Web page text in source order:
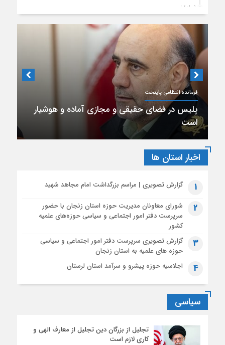
1 ماه قبل
متن کامل پیام آیت‌الله اعرافی مدیر حوزه های علمیه کشور به
مناسبت فرا رسیدن ماه محرم الحرام
1 ماه قبل
بیانیه آیت‌الله محمود رجبی دربارۀ «مذاکرات پایان جنگ با آمریکا
و تفاهم‌نامۀ آتش بس»
تشریح محورهای عملیات تبلیغ محرم توسط سخنگوی قرارگاه بلاغ
مبین حوزه
دبیر انجمن داروسازان استان تهران
حال ناخوش داروخانه‌ها در رویارویی با مشکلات
مالی
اخبار استان ها
1 گزارش تصویری | مراسم بزرگداشت امام مجاهد شهید
2
شورای معاونان مدیریت حوزه استان زنجان با حضور
سرپرست دفتر امور اجتماعی و سیاسی حوزه‌های علمیه
کشور
3
گزارش تصویری سرپرست دفتر امور اجتماعی و سیاسی
حوزه های علمیه به استان زنجان
4 اجلاسیه حوزه پیشرو و سرآمد استان لرستان
سیاسی
تجلیل از بزرگان دین تجلیل از معارف الهی و
کاری لازم است